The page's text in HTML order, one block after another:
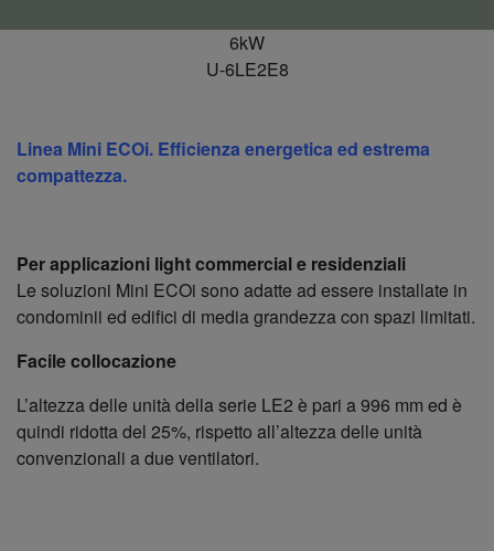
6kW
U-6LE2E8
Linea Mini ECOi. Efficienza energetica ed estrema
compattezza.
Per applicazioni light commercial e residenziali
Le soluzioni Mini ECOi sono adatte ad essere installate in
condominii ed edifici di media grandezza con spazi limitati.
Facile collocazione
L’altezza delle unità della serie LE2 è pari a 996 mm ed è
quindi ridotta del 25%, rispetto all’altezza delle unità
convenzionali a due ventilatori.